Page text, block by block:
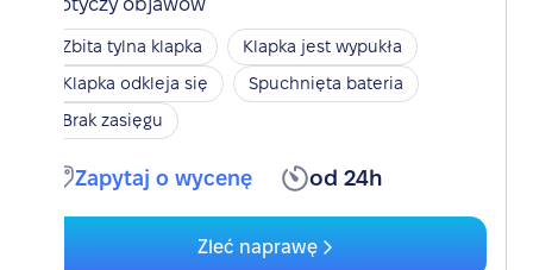
Dotyczy objawów
Zbita tylna klapka
Klapka jest wypukła
Klapka odkleja się
Spuchnięta bateria
Brak zasięgu
Zapytaj o wycenę od 24h
Zleć naprawę